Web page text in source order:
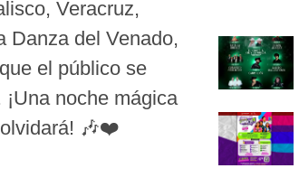
Veracruz,
Danza del Venado,
el público se
noche mágica
🎶❤️